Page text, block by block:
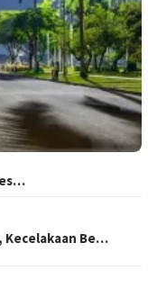
Kecelakaan Be…